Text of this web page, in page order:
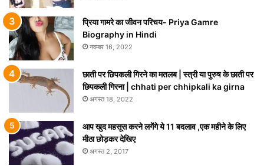
प्रिया गामरे का जीवन परिचय- Priya Gamre
Biography in Hindi
नवम्बर 16, 2022
छाती पर छिपकली गिरने का मतलब | स्त्री या पुरुष के छाती पर
छिपकली गिरना | chhati per chhipkali ka girna
अगस्त 18, 2022
आप खुद महसूस करने लगेंगे ये 11 बदलाव ,एक महीने के लिए
मीठा छोड़कर देखिए
अगस्त 2, 2017